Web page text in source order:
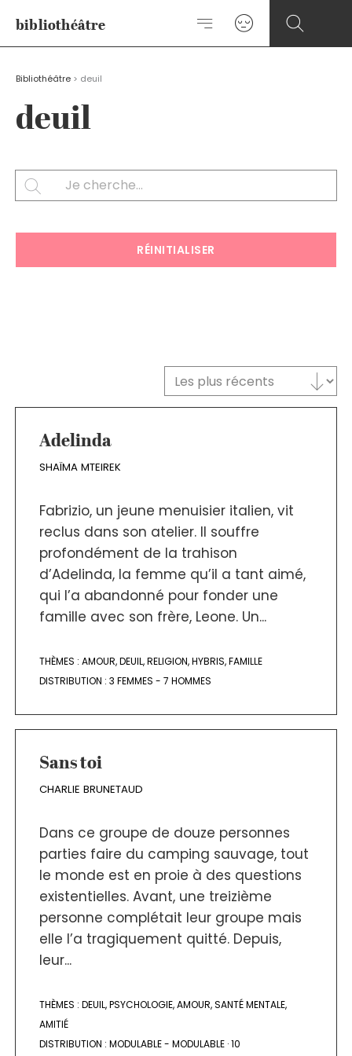
contenu
bibliothéâtre
Bibliothéâtre > deuil
deuil
SEARCH
Rechercher
RÉINITIALISER
TRI DES TEXTES
Trier le contenu
Adelinda
SHAÏMA MTEIREK
Fabrizio, un jeune menuisier italien, vit
reclus dans son atelier. Il souffre
profondément de la trahison
d’Adelinda, la femme qu’il a tant aimé,
qui l’a abandonné pour fonder une
famille avec son frère, Leone. Un...
THÈMES : AMOUR,DEUIL,RELIGION,HYBRIS,FAMILLE
DISTRIBUTION : 3 FEMMES - 7 HOMMES
Sans toi
CHARLIE BRUNETAUD
Dans ce groupe de douze personnes
parties faire du camping sauvage, tout
le monde est en proie à des questions
existentielles. Avant, une treizième
personne complétait leur groupe mais
elle l’a tragiquement quitté. Depuis,
leur...
THÈMES : DEUIL,PSYCHOLOGIE,AMOUR,SANTÉ MENTALE,
AMITIÉ
DISTRIBUTION : MODULABLE - MODULABLE ·10